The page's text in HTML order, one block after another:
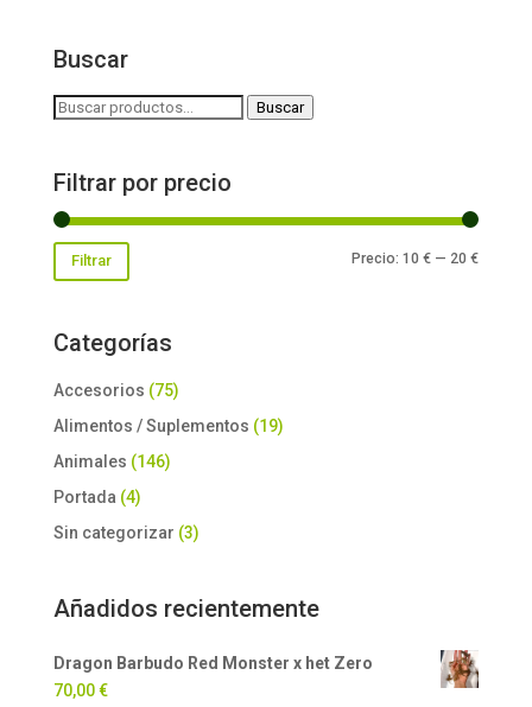
Buscar
Buscar
Buscar
Filtrar por precio
Precio
Precio
Filtrar Precio:10 € — 20 €
Categorías
Accesorios (75)
Alimentos / Suplementos (19)
Animales (146)
Portada (4)
Sin categorizar (3)
Añadidos recientemente
Dragon Barbudo Red Monster x het Zero
70,00€